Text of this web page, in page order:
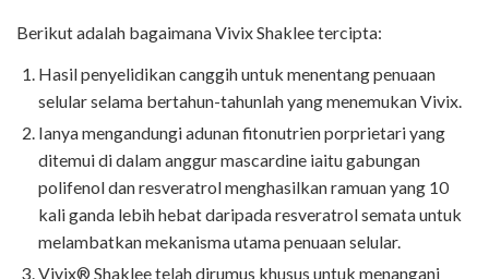
Berikut adalah bagaimana Vivix Shaklee tercipta:
Hasil penyelidikan canggih untuk menentang penuaan
selular selama bertahun-tahunlah yang menemukan Vivix.
Ianya mengandungi adunan fitonutrien porprietari yang
ditemui di dalam anggur mascardine iaitu gabungan
polifenol dan resveratrol menghasilkan ramuan yang 10
kali ganda lebih hebat daripada resveratrol semata untuk
melambatkan mekanisma utama penuaan selular.
Vivix® Shaklee telah dirumus khusus untuk menangani